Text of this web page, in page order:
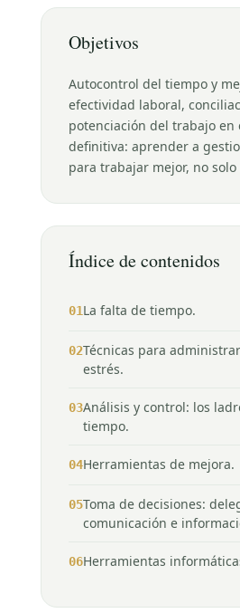
Objetivos
Autocontrol del tiempo y
efectividad laboral,
potenciación del trabajo en
definitiva: aprender a
para trabajar mejor, no solo
Índice de contenidos
01La falta de tiempo.
02Técnicas para
estrés.
03Análisis y control: los
tiempo.
04Herramientas de mejora.
05Toma de decisiones:
comunicación e
06Herramientas